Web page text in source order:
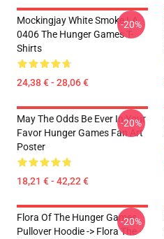
Mockingjay White Smoke LA
0406 The Hunger Games T-
Shirts
24,38 € - 28,06 €
-20%
May The Odds Be Ever In Your
Favor Hunger Games Fan Art
Poster
18,21 € - 42,22 €
-20%
Flora Of The Hunger Games
Pullover Hoodie -> Flora The
-20%